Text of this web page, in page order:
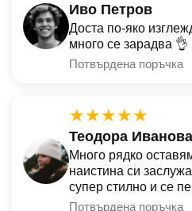
Иво Петров
Доста по-яко
много се зарадва 👌
Потвърдена поръчка
★★★★★
Теодора Иванова
Много рядко
наистина си
супер стилно и се
Потвърдена поръчка